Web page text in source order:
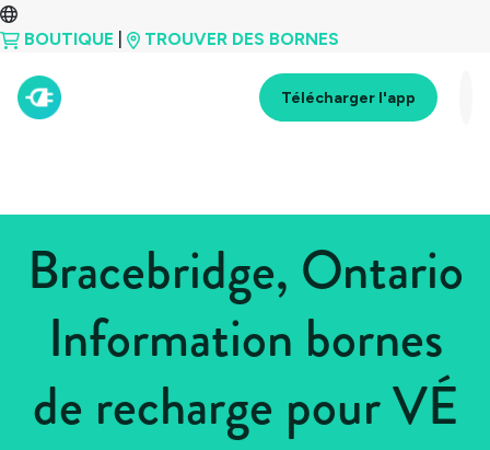
BOUTIQUE TROUVER DES BORNES
Télécharger l'app
Bracebridge, Ontario
Information bornes
de recharge pour VÉ
> Ontario